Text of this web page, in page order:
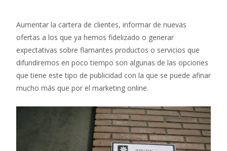
Aumentar la cartera de clientes, informar de nuevas
ofertas a los que ya hemos fidelizado o generar
expectativas sobre flamantes productos o servicios que
difundiremos en poco tiempo son algunas de las opciones
que tiene este tipo de publicidad con la que se puede afinar
mucho más que por el marketing online.